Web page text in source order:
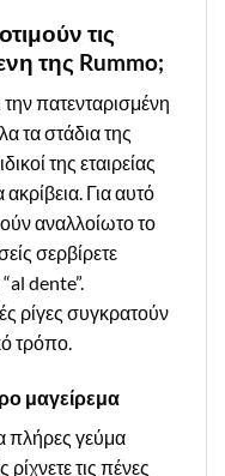
τις
της Rummo;
πατενταρισμένη
τα στάδια της
της εταιρείας
Για αυτό
αναλλοίωτο το
σερβίρετε
dente”.
ρίγες συγκρατούν
τρόπο.
μαγείρεμα
πλήρες γεύμα
τις πένες